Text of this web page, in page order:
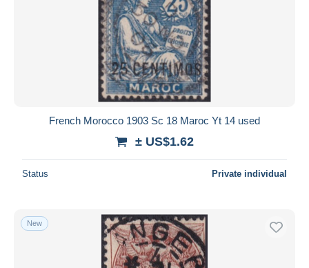
French Morocco 1903 Sc 18 Maroc Yt 14 used
± US$1.62
Status Private individual
New